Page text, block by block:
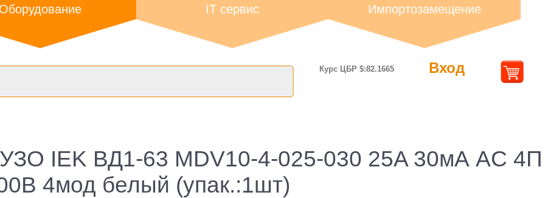
IT сервис Импортозамещение
Курс ЦБР $:82.1665 Вход
IEK ВД1-63 MDV10-4-025-030 25A 30мА AC 4П
4мод белый (упак.:1шт)